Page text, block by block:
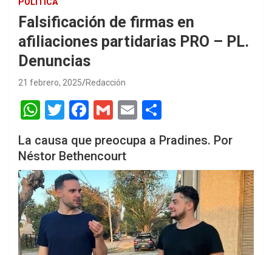
Falsificación de firmas en
afiliaciones partidarias PRO – PL.
Denuncias
21 febrero, 2025 Redacción
W
at
s
A
p
p
T
tt
er
F
ce
b
o
o
k
G
ail
E
ail
h
ar
e
La causa que preocupa a Pradines. Por
Néstor Bethencourt